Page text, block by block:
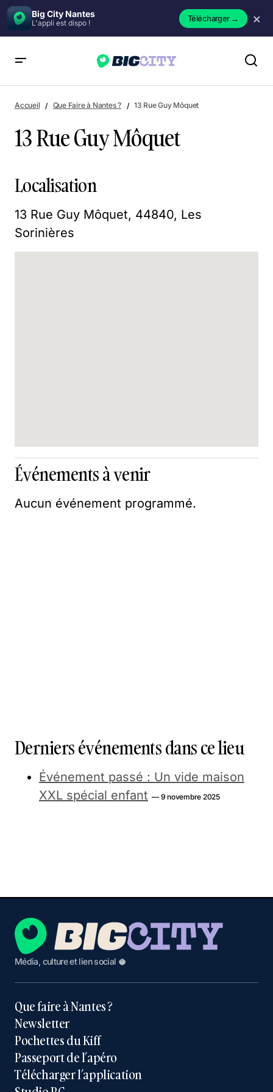
Big City Nantes
L'appli est dispo ! Télécharger→ ×
Accueil Que Faire à Nantes ? 13 Rue Guy Môquet
13 Rue Guy Môquet
Localisation
13 Rue Guy Môquet, 44840, Les
Sorinières
Événements à venir
Aucun événement programmé.
Derniers événements dans ce lieu
Événement passé : Un vide maison
XXL spécial enfant — 9 novembre 2025
Média, culture et lien social 🥥
Que faire à Nantes ?
Newsletter
Pochettes du Kiff
Passeport de l’apéro
Télécharger l’application